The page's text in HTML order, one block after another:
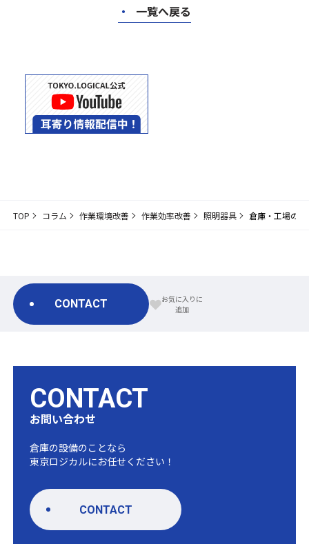
・ 一覧へ戻る
TOP コラム 作業環境改善 作業効率改善 照明器具 倉庫・工場の
CONTACT
CONTACT
お問い合わせ
倉庫の設備のことなら
東京ロジカルにお任せください！
CONTACT